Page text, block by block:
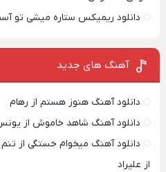
دانلود ریمیکس ستاره میشی تو
آهنگ های جدید
دانلود آهنگ هنوز هستم از رهام
دانلود آهنگ شاهد خاموش از
دانلود آهنگ میخوام خستگی از
از علیراد